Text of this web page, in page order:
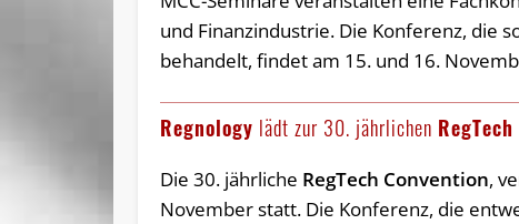
und Finanzindustrie. Die Konferenz, die
behandelt, findet am 15. und 16.
Regnology lädt zur 30. jährlichen
Die 30. jährliche RegTech Convention,
November statt. Die Konferenz, die